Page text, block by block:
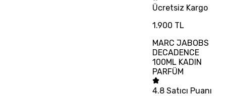
Ücretsiz Kargo
1.900 TL
MARC JABOBS
DECADENCE
100ML KADIN
PARFÜM
4.8 Satıcı Puanı